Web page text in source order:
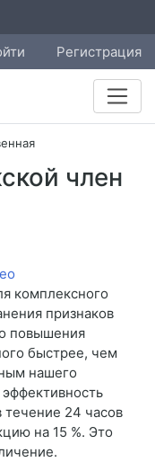
Регистрация
член
комплексного
признаков
повышения
быстрее, чем
нашего
24 часов
на 15 %. Это